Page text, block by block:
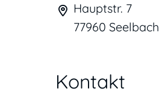
Hauptstr. 7
77960 Seelbach
Kontakt